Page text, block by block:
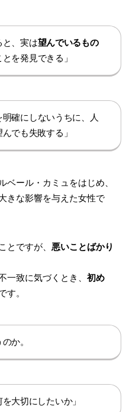
と、実は望んでいるもの
とを発見できる」
明確にしないうちに、人
でも失敗する」
ベール・カミュをはじめ、
きな影響を与えた女性で
とですが、 悪いことばかり
一致に気づくとき、 初め
す。
か。
大切にしたいか」